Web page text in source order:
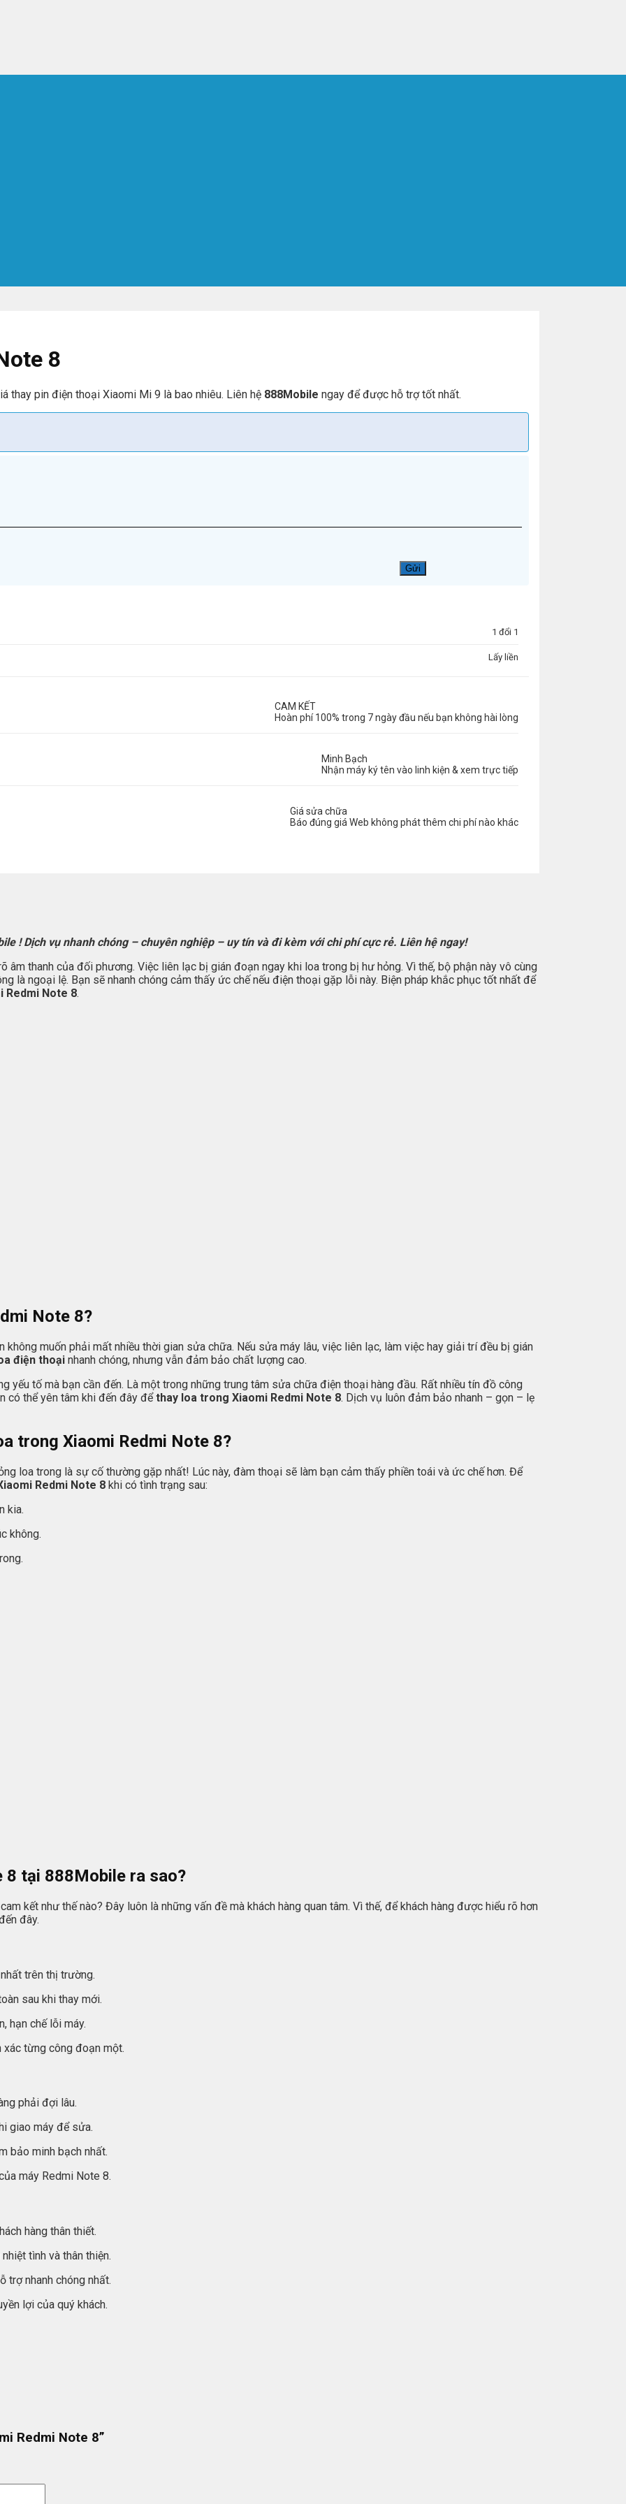
8
thay pin điện thoại Xiaomi Mi 9 là bao nhiêu. Liên hệ 888Mobile ngay để được hỗ trợ tốt nhất.
1 đổi 1
Lấy liền
CAM KẾT
Hoàn phí 100% trong 7 ngày đầu nếu bạn không hài lòng
Minh Bạch
Nhận máy ký tên vào linh kiện & xem trực tiếp
Giá sửa chữa
Báo đúng giá Web không phát thêm chi phí nào khác
! Dịch vụ nhanh chóng – chuyên nghiệp – uy tín và đi kèm với chi phí cực rẻ. Liên hệ ngay!
thanh của đối phương. Việc liên lạc bị gián đoạn ngay khi loa trong bị hư hỏng. Vì thế, bộ phận này vô cùng
là ngoại lệ. Bạn sẽ nhanh chóng cảm thấy ức chế nếu điện thoại gặp lỗi này. Biện pháp khắc phục tốt nhất để
Redmi Note 8.
Note 8?
muốn phải mất nhiều thời gian sửa chữa. Nếu sửa máy lâu, việc liên lạc, làm việc hay giải trí đều bị gián
điện thoại nhanh chóng, nhưng vẫn đảm bảo chất lượng cao.
yếu tố mà bạn cần đến. Là một trong những trung tâm sửa chữa điện thoại hàng đầu. Rất nhiều tín đồ công
có thể yên tâm khi đến đây đểthay loa trong Xiaomi Redmi Note 8. Dịch vụ luôn đảm bảo nhanh – gọn – lẹ
trong Xiaomi Redmi Note 8?
loa trong là sự cố thường gặp nhất! Lúc này, đàm thoại sẽ làm bạn cảm thấy phiền toái và ức chế hơn. Để
Redmi Note 8 khi có tình trạng sau:
kia.
không.
8 tại 888Mobile ra sao?
kết như thế nào? Đây luôn là những vấn đề mà khách hàng quan tâm. Vì thế, để khách hàng được hiểu rõ hơn
đây.
trên thị trường.
sau khi thay mới.
hạn chế lỗi máy.
xác từng công đoạn một.
phải đợi lâu.
giao máy để sửa.
bảo minh bạch nhất.
máy Redmi Note 8.
hàng thân thiết.
tình và thân thiện.
trợ nhanh chóng nhất.
lợi của quý khách.
Redmi Note 8”